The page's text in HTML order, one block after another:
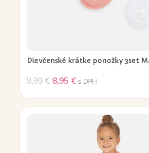
Dievčenské krátke ponožky 3set
9,99€ 8,95 € s DPH